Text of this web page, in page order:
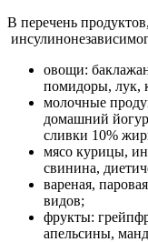
В перечень
овощи:
помидоры, лук,
молочные
домашний
сливки 10%
мясо курицы,
свинина,
вареная,
видов;
фрукты:
апельсины,